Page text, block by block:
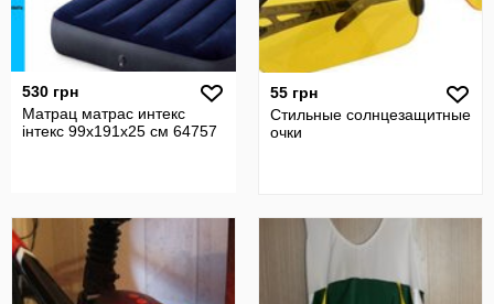
530 грн
Матрац матрас интекс
інтекс 99х191х25 см 64757
55 грн
Стильные солнцезащитные
очки